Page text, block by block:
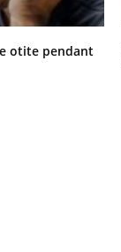
otite pendant